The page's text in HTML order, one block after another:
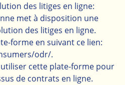
des litiges en ligne:
met à disposition une
des litiges en ligne.
forme en suivant ce lien:
odr/.
cette plate-forme pour
de contrats en ligne.